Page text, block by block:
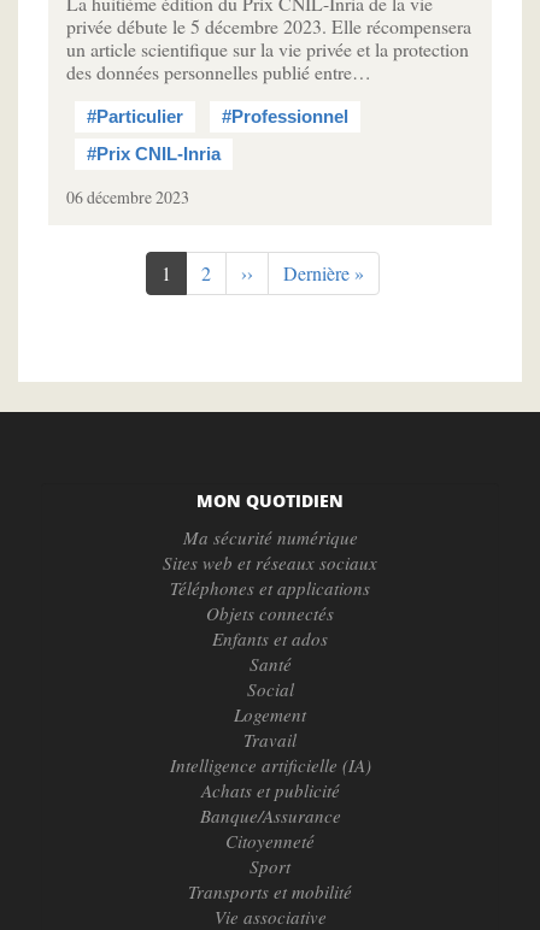
privée débute le 5 décembre 2023. Elle récompensera
un article scientifique sur la vie privée et la protection
des données personnelles publié entre…
#Particulier
#Professionnel
#Prix CNIL-Inria
06 décembre 2023
Pagination
Page
courante
1 Page
2
Page
suivante
››
Dernière
page
Dernière »
MON QUOTIDIEN
Ma sécurité numérique
Sites web et réseaux sociaux
Téléphones et applications
Objets connectés
Enfants et ados
Santé
Social
Logement
Travail
Intelligence artificielle (IA)
Achats et publicité
Banque/Assurance
Citoyenneté
Sport
Transports et mobilité
Vie associative